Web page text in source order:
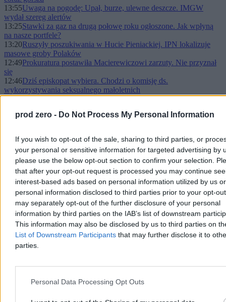
prod zero - Do Not Process My Personal Information
If you wish to opt-out of the sale, sharing to third parties, or
your personal or sensitive information for targeted advertising by
please use the below opt-out section to confirm your selection.
that after your opt-out request is processed you may continue
interest-based ads based on personal information utilized by us or
personal information disclosed to third parties prior to your opt-
may separately opt-out of the further disclosure of your personal
information by third parties on the IAB’s list of downstream
This information may also be disclosed by us to third parties on
List of Downstream Participants that may further disclose it to
parties.
Personal Data Processing Opt Outs
13:55Uwaga na pogodę: Upał, burze, ulewne deszcze. IMGW
wydał szereg alertów
13:25Stawki za gaz na drugą połowę roku ogłoszone. Jak wpłyną
na nasze portfele?
13:20Ruszyły poszukiwania w Hucie Pieniackiej. IPN lokalizuje
masowe groby Polaków
12:49Prokuratura postawiła Macierewiczowi zarzuty. Nie przyznał
się
12:46Dziś episkopat wybiera. Chodzi o komisję ds.
wykorzystywania seksualnego małoletnich
12:29W najbliższy piątek katolicy mogą jeść mięso. Kościół
12:07Wi-Fi na pokładzie samolotów Wizz Air. Gdzie może być
11:56
Czy polski sprzęt z SAFE trafi do Ukrainy? Wicepremier
stawia sprawę jasno
11:35Śledztwo w sprawie tragedii w Ustce. Sąd zdecydował o losie
byłego funkcjonariusza SOP
11:33Możliwa kontrola PIP w Stokrotce, resort pracy reaguje.
„Ludzie po prostu nie wytrzymują”
10:49Poseł KO straci immunitet? Prokuratura Europejska uzupełniła
wniosek
10:39Rząd dyskutuje nad zarobkami Polaków. Ile wyniosą
podwyżki?
09:53Nowe dane z rynku nieruchomości. Ile kosztują teraz
mieszkania?
09:37„W ciągu dwóch lub trzech dni”. Trump kolejny raz